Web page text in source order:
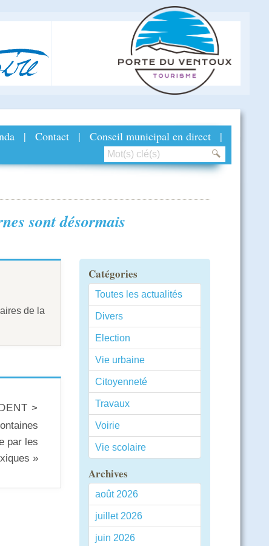
| Contact | Conseil municipal en direct |
sont désormais
de la
>
par les
»
Catégories
Toutes les actualités
Divers
Election
Vie urbaine
Citoyenneté
Travaux
Voirie
Vie scolaire
Archives
août 2026
juillet 2026
juin 2026